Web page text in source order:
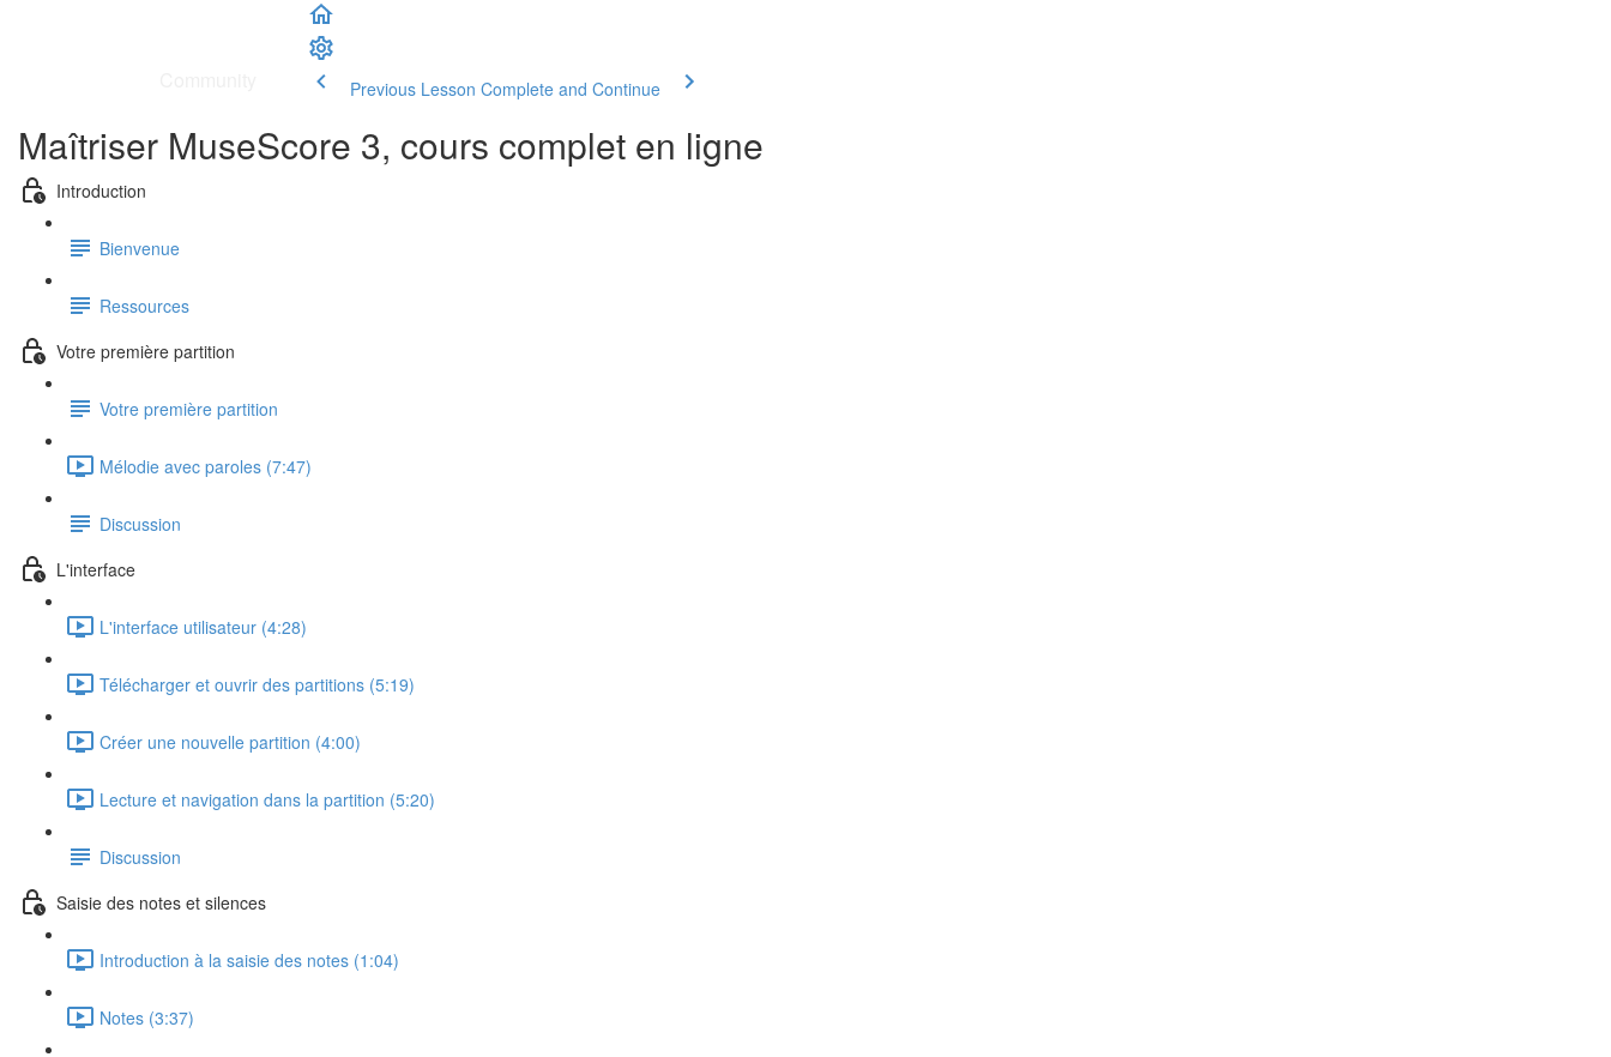
Previous Lesson Complete and Continue
Maîtriser MuseScore 3, cours complet en ligne
Introduction
Bienvenue
Ressources
Votre première partition
Votre première partition
Mélodie avec paroles (7:47)
Discussion
L'interface
L'interface utilisateur (4:28)
Télécharger et ouvrir des partitions (5:19)
Créer une nouvelle partition (4:00)
Lecture et navigation dans la partition (5:20)
Discussion
Saisie des notes et silences
Introduction à la saisie des notes (1:04)
Notes (3:37)